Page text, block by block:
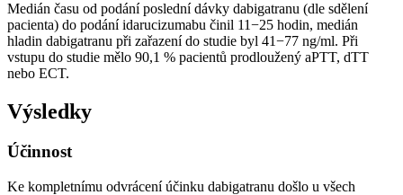
Medián času od podání poslední dávky dabigatranu (dle sdělení
pacienta) do podání idarucizumabu činil 11−25 hodin, medián
hladin dabigatranu při zařazení do studie byl 41−77 ng⁠/⁠ml. Při
vstupu do studie mělo 90,1 % pacientů prodloužený aPTT, dTT
nebo ECT.
Výsledky
Účinnost
Ke kompletnímu odvrácení účinku dabigatranu došlo u všech